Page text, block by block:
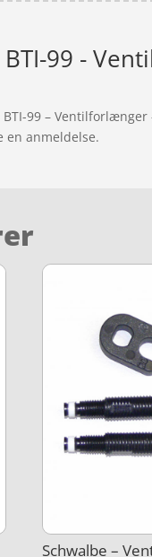
BTI-99 -
99 – Ventilforlænger
en anmeldelse.
Schwalbe –